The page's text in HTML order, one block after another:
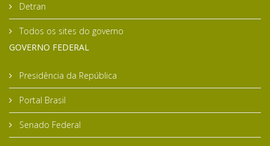
Detran
Todos os sites do governo
GOVERNO FEDERAL
Presidência da República
Portal Brasil
Senado Federal